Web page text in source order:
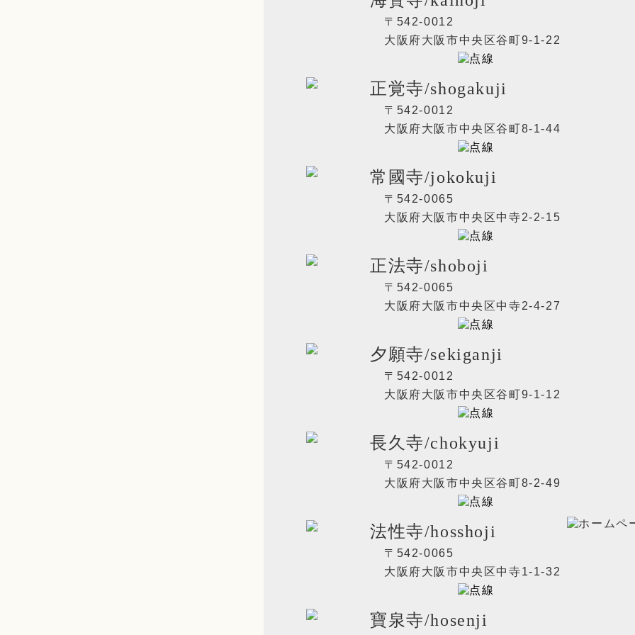
〒542-0012
大阪府大阪市中央区谷町9-1-22
正覚寺/shogakuji
〒542-0012
大阪府大阪市中央区谷町8-1-44
常國寺/jokokuji
〒542-0065
大阪府大阪市中央区中寺2-2-15
正法寺/shoboji
〒542-0065
大阪府大阪市中央区中寺2-4-27
夕願寺/sekiganji
〒542-0012
大阪府大阪市中央区谷町9-1-12
長久寺/chokyuji
〒542-0012
大阪府大阪市中央区谷町8-2-49
法性寺/hosshoji
〒542-0065
大阪府大阪市中央区中寺1-1-32
寶泉寺/hosenji